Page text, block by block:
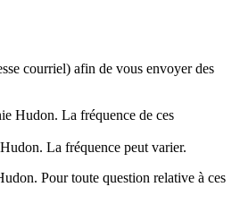
courriel) afin de vous envoyer des
Hudon. La fréquence de ces
La fréquence peut varier.
Pour toute question relative à ces